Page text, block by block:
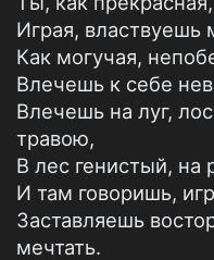
Играя, властвуешь
Как могучая,
Влечешь к себе
Влечешь на луг,
травою,
В лес генистый, на
И там говоришь,
Заставляешь
мечтать.